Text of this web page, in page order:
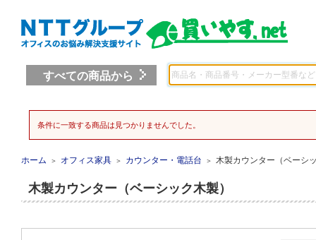
すべての商品から
条件に一致する商品は見つかりませんでした。
ホーム ＞ オフィス家具 ＞ カウンター・電話台 ＞ 木製カウンター（ベーシ
木製カウンター（ベーシック木製）